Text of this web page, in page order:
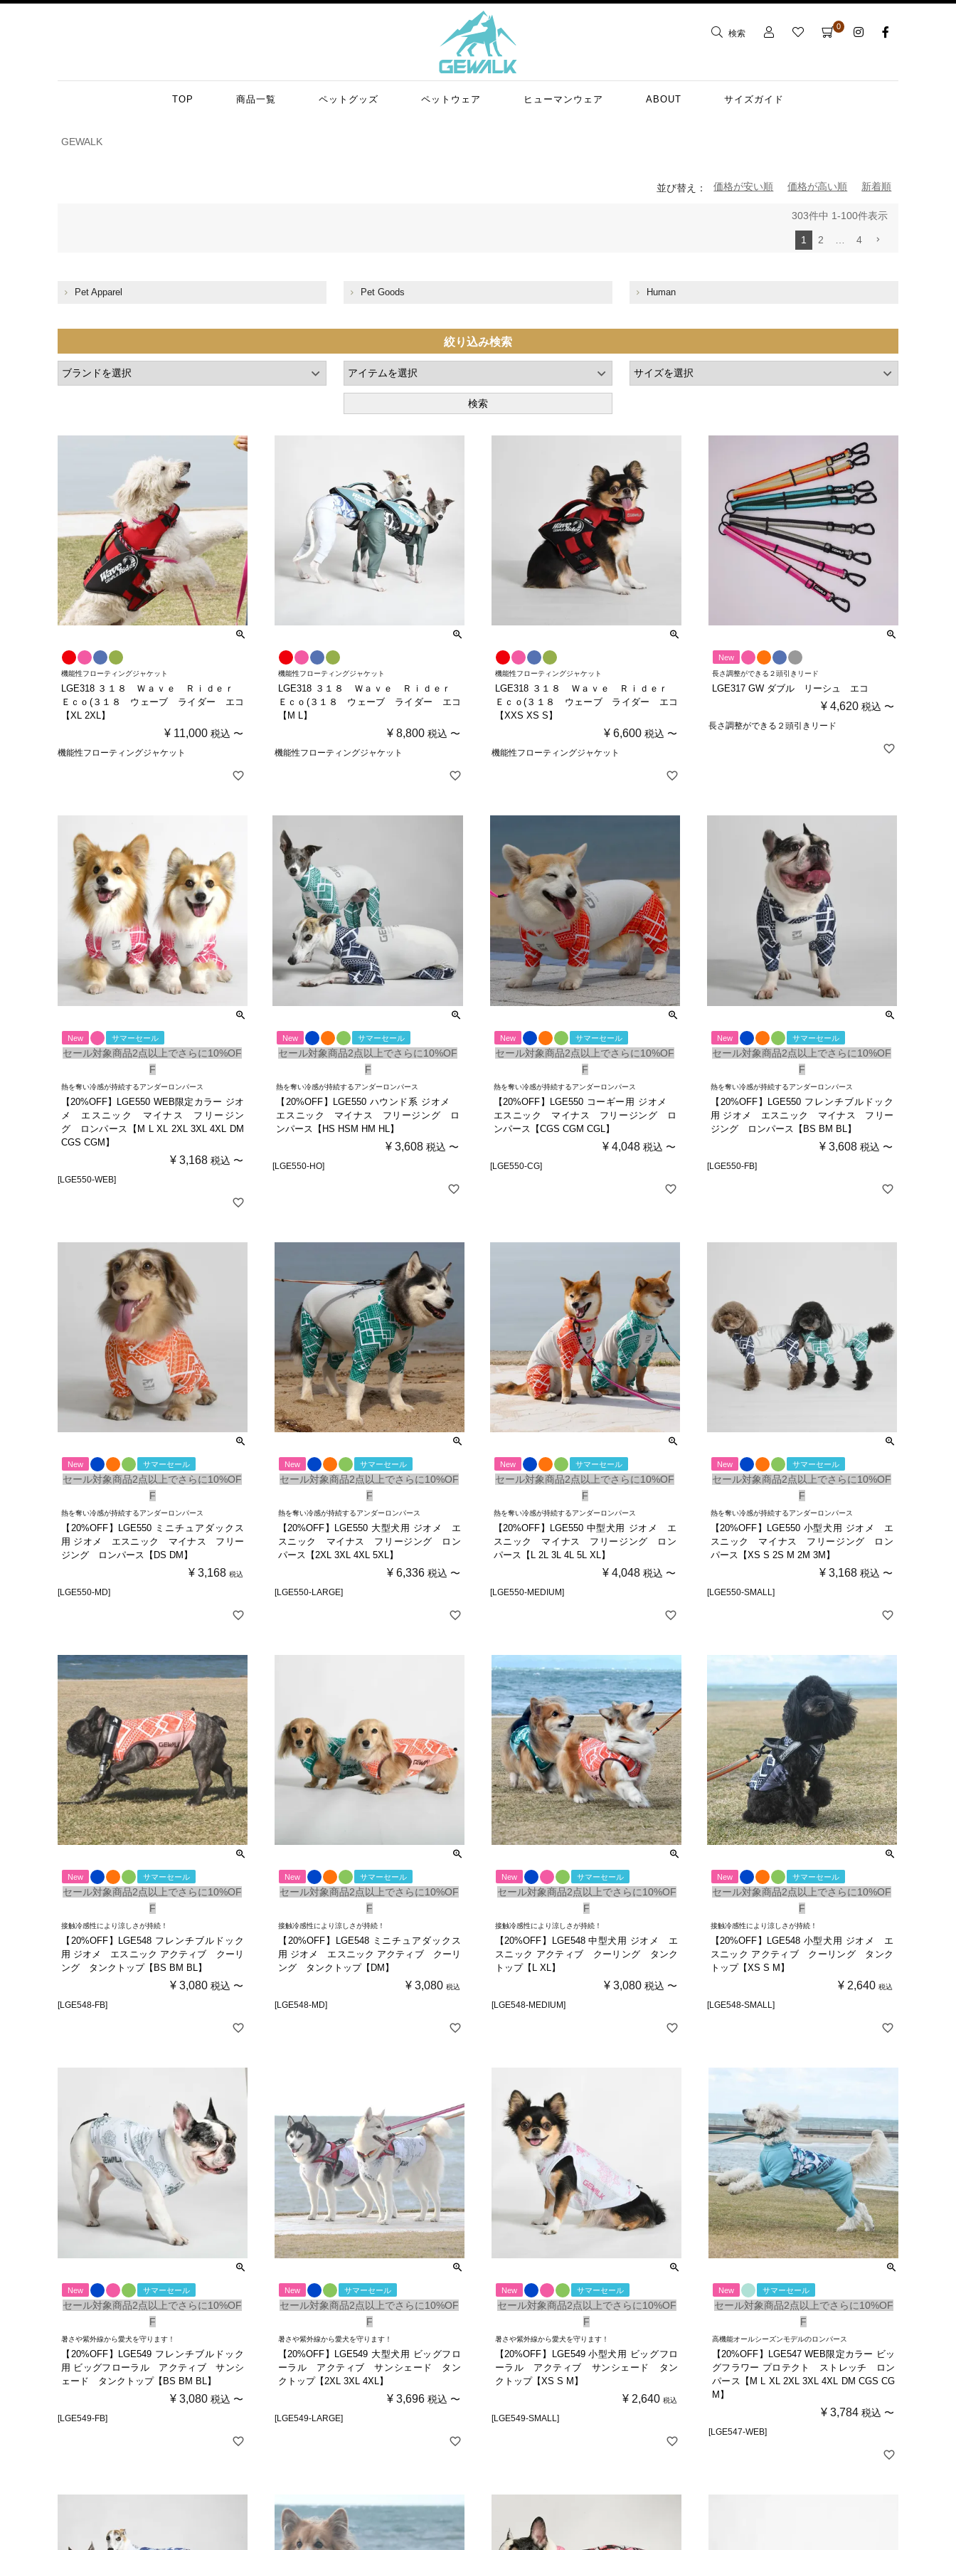
検索
0
TOP 商品一覧 ペットグッズ ペットウェア ヒューマンウェア ABOUT サイズガイド
GEWALK
並び替え 価格が安い順 価格が高い順 新着順
303件中 1-100件表示
1 2 4
Pet Apparel Pet Goods Human
絞り込み検索
検索
機能性フローティングジャケット
LGE318 ３１８ Ｗａｖｅ Ｒｉｄｅｒ
Ｅｃｏ(３１８ ウェーブ ライダー エコ
【XL 2XL】
¥ 11,000 税込 〜
機能性フローティングジャケット
機能性フローティングジャケット
LGE318 ３１８ Ｗａｖｅ Ｒｉｄｅｒ
Ｅｃｏ(３１８ ウェーブ ライダー エコ
【M L】
¥ 8,800 税込 〜
機能性フローティングジャケット
機能性フローティングジャケット
LGE318 ３１８ Ｗａｖｅ Ｒｉｄｅｒ
Ｅｃｏ(３１８ ウェーブ ライダー エコ
【XXS XS S】
¥ 6,600 税込 〜
機能性フローティングジャケット
New
長さ調整ができる２頭引きリード
LGE317 GW ダブル リーシュ エコ
¥ 4,620 税込 〜
長さ調整ができる２頭引きリード
New サマーセール
セール対象商品2点以上でさらに10%OF
F
熱を奪い冷感が持続するアンダーロンパース
【20%OFF】LGE550 WEB限定カラー ジオ
メ エスニック マイナス フリージン
グ ロンパース【M L XL 2XL 3XL 4XL DM
CGS CGM】
¥ 3,168 税込 〜
[LGE550-WEB]
New サマーセール
セール対象商品2点以上でさらに10%OF
F
熱を奪い冷感が持続するアンダーロンパース
【20%OFF】LGE550 ハウンド系 ジオメ
エスニック マイナス フリージング ロ
ンパース【HS HSM HM HL】
¥ 3,608 税込 〜
[LGE550-HO]
New サマーセール
セール対象商品2点以上でさらに10%OF
F
熱を奪い冷感が持続するアンダーロンパース
【20%OFF】LGE550 コーギー用 ジオメ
エスニック マイナス フリージング ロ
ンパース【CGS CGM CGL】
¥ 4,048 税込 〜
[LGE550-CG]
New サマーセール
セール対象商品2点以上でさらに10%OF
F
熱を奪い冷感が持続するアンダーロンパース
【20%OFF】LGE550 フレンチブルドック
用 ジオメ エスニック マイナス フリー
ジング ロンパース【BS BM BL】
¥ 3,608 税込 〜
[LGE550-FB]
New サマーセール
セール対象商品2点以上でさらに10%OF
F
熱を奪い冷感が持続するアンダーロンパース
【20%OFF】LGE550 ミニチュアダックス
用 ジオメ エスニック マイナス フリー
ジング ロンパース【DS DM】
¥ 3,168 税込
[LGE550-MD]
New サマーセール
セール対象商品2点以上でさらに10%OF
F
熱を奪い冷感が持続するアンダーロンパース
【20%OFF】LGE550 大型犬用 ジオメ エ
スニック マイナス フリージング ロン
パース【2XL 3XL 4XL 5XL】
¥ 6,336 税込 〜
[LGE550-LARGE]
New サマーセール
セール対象商品2点以上でさらに10%OF
F
熱を奪い冷感が持続するアンダーロンパース
【20%OFF】LGE550 中型犬用 ジオメ エ
スニック マイナス フリージング ロン
パース【L 2L 3L 4L 5L XL】
¥ 4,048 税込 〜
[LGE550-MEDIUM]
New サマーセール
セール対象商品2点以上でさらに10%OF
F
熱を奪い冷感が持続するアンダーロンパース
【20%OFF】LGE550 小型犬用 ジオメ エ
スニック マイナス フリージング ロン
パース【XS S 2S M 2M 3M】
¥ 3,168 税込 〜
[LGE550-SMALL]
New サマーセール
セール対象商品2点以上でさらに10%OF
F
接触冷感性により涼しさが持続！
【20%OFF】LGE548 フレンチブルドック
用 ジオメ エスニック アクティブ クーリ
ング タンクトップ【BS BM BL】
¥ 3,080 税込 〜
[LGE548-FB]
New サマーセール
セール対象商品2点以上でさらに10%OF
F
接触冷感性により涼しさが持続！
【20%OFF】LGE548 ミニチュアダックス
用 ジオメ エスニック アクティブ クーリ
ング タンクトップ【DM】
¥ 3,080 税込
[LGE548-MD]
New サマーセール
セール対象商品2点以上でさらに10%OF
F
接触冷感性により涼しさが持続！
【20%OFF】LGE548 中型犬用 ジオメ エ
スニック アクティブ クーリング タンク
トップ【L XL】
¥ 3,080 税込 〜
[LGE548-MEDIUM]
New サマーセール
セール対象商品2点以上でさらに10%OF
F
接触冷感性により涼しさが持続！
【20%OFF】LGE548 小型犬用 ジオメ エ
スニック アクティブ クーリング タンク
トップ【XS S M】
¥ 2,640 税込
[LGE548-SMALL]
New サマーセール
セール対象商品2点以上でさらに10%OF
F
暑さや紫外線から愛犬を守ります！
【20%OFF】LGE549 フレンチブルドック
用 ビッグフローラル アクティブ サンシ
ェード タンクトップ【BS BM BL】
¥ 3,080 税込 〜
[LGE549-FB]
New サマーセール
セール対象商品2点以上でさらに10%OF
F
暑さや紫外線から愛犬を守ります！
【20%OFF】LGE549 大型犬用 ビッグフロ
ーラル アクティブ サンシェード タン
クトップ【2XL 3XL 4XL】
¥ 3,696 税込 〜
[LGE549-LARGE]
New サマーセール
セール対象商品2点以上でさらに10%OF
F
暑さや紫外線から愛犬を守ります！
【20%OFF】LGE549 小型犬用 ビッグフロ
ーラル アクティブ サンシェード タン
クトップ【XS S M】
¥ 2,640 税込
[LGE549-SMALL]
New サマーセール
セール対象商品2点以上でさらに10%OF
F
高機能オールシーズンモデルのロンパース
【20%OFF】LGE547 WEB限定カラー ビッ
グフラワー プロテクト ストレッチ ロン
パース【M L XL 2XL 3XL 4XL DM CGS CG
M】
¥ 3,784 税込 〜
[LGE547-WEB]